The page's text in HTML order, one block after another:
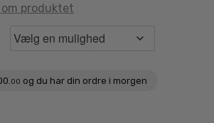
produktet
00 og du har din ordre i morgen